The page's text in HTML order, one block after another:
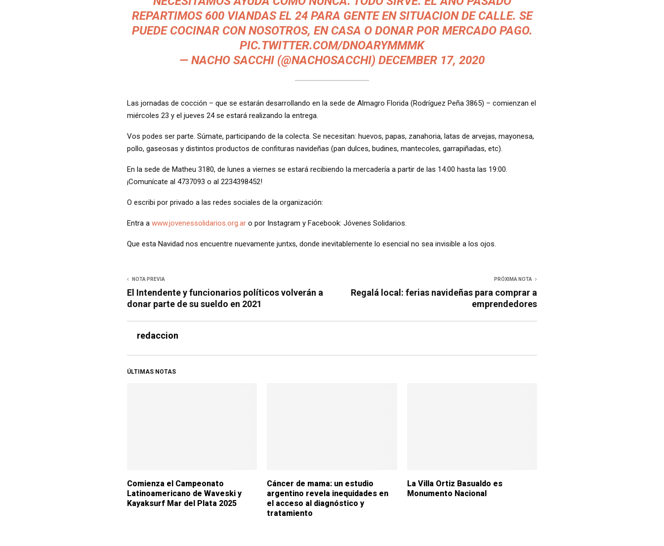
REPARTIMOS 600 VIANDAS EL 24 PARA GENTE EN SITUACION DE CALLE. SE
PUEDE COCINAR CON NOSOTROS, EN CASA O DONAR POR MERCADO PAGO.
PIC.TWITTER.COM/DNOARYMMMK
— NACHO SACCHI (@NACHOSACCHI) DECEMBER 17, 2020
Las jornadas de cocción – que se estarán desarrollando en la sede de Almagro Florida (Rodríguez Peña 3865) – comienzan el
miércoles 23 y el jueves 24 se estará realizando la entrega.
Vos podes ser parte. Súmate, participando de la colecta. Se necesitan: huevos, papas, zanahoria, latas de arvejas, mayonesa,
pollo, gaseosas y distintos productos de confituras navideñas (pan dulces, budines, mantecoles, garrapiñadas, etc).
En la sede de Matheu 3180, de lunes a viernes se estará recibiendo la mercadería a partir de las 14:00 hasta las 19:00.
¡Comunícate al 4737093 o al 2234398452!
O escribi por privado a las redes sociales de la organización:
Entra a www.jovenessolidarios.org.ar o por Instagram y Facebook: Jóvenes Solidarios.
Que esta Navidad nos encuentre nuevamente juntxs, donde inevitablemente lo esencial no sea invisible a los ojos.
NOTA PREVIA
El Intendente y funcionarios políticos volverán a
donar parte de su sueldo en 2021
PRÓXIMA NOTA
Regalá local: ferias navideñas para comprar a
emprendedores
redaccion
ÚLTIMAS NOTAS
Comienza el Campeonato
Latinoamericano de Waveski y
Kayaksurf Mar del Plata 2025
Cáncer de mama: un estudio
argentino revela inequidades en
el acceso al diagnóstico y
tratamiento
La Villa Ortiz Basualdo es
Monumento Nacional